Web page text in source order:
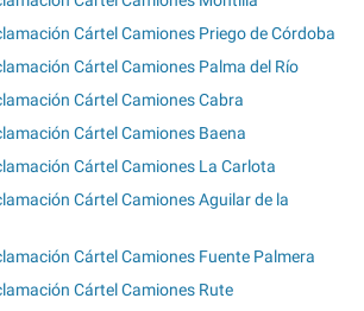
Cártel Camiones Priego de Córdoba
Cártel Camiones Palma del Río
Cártel Camiones Cabra
Cártel Camiones Baena
Cártel Camiones La Carlota
Cártel Camiones Aguilar de la
Cártel Camiones Fuente Palmera
Cártel Camiones Rute